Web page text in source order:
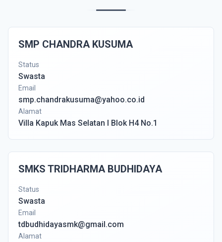
SMP CHANDRA KUSUMA
Status
Swasta
Email
smp.chandrakusuma@yahoo.co.id
Alamat
Villa Kapuk Mas Selatan I Blok H4 No.1
SMKS TRIDHARMA BUDHIDAYA
Status
Swasta
Email
tdbudhidayasmk@gmail.com
Alamat